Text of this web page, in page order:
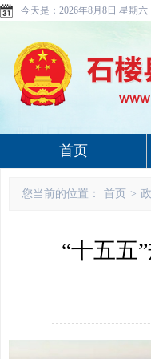
今天是： 2026年8月8日 星期六
首页
您当前的位置： 首页 >
“十五五